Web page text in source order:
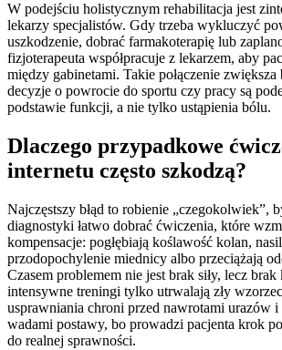
W podejściu holistycznym rehabilitacja jest
lekarzy specjalistów. Gdy trzeba wykluczyć
uszkodzenie, dobrać farmakoterapię lub
fizjoterapeuta współpracuje z lekarzem, aby
między gabinetami. Takie połączenie
decyzje o powrocie do sportu czy pracy są
podstawie funkcji, a nie tylko ustąpienia bólu.
Dlaczego przypadkowe
internetu często szkodzą?
Najczęstszy błąd to robienie „czegokolwiek”,
diagnostyki łatwo dobrać ćwiczenia, które
kompensacje: pogłębiają koślawość kolan,
przodopochylenie miednicy albo przeciążają
Czasem problemem nie jest brak siły, lecz
intensywne treningi tylko utrwalają zły
usprawniania chroni przed nawrotami urazów i
wadami postawy, bo prowadzi pacjenta krok
do realnej sprawności.